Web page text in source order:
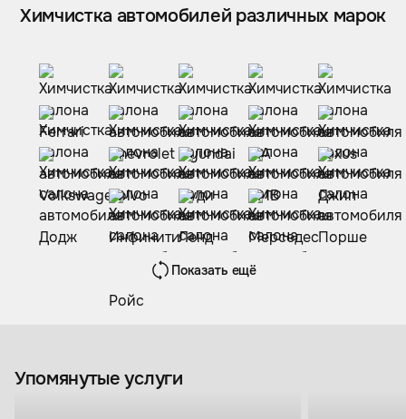
Химчистка автомобилей различных марок
Показать ещё
Упомянутые услуги